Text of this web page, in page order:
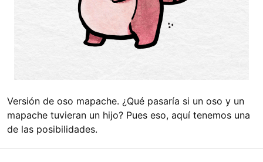
Versión de oso mapache. ¿Qué pasaría si un oso y un
mapache tuvieran un hijo? Pues eso, aquí tenemos una
de las posibilidades.